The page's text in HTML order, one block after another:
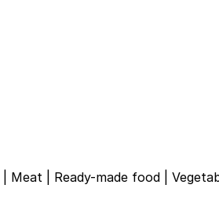
Meat Ready-made food